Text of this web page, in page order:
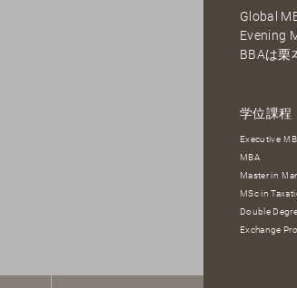
Global
Evening
BBAは栗
学位課程
Executive
MBA
Master in
MSc in
Double
Exchange